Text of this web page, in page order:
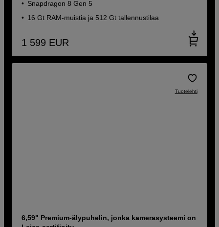
Snapdragon 8 Gen 5
16 Gt RAM-muistia ja 512 Gt tallennustilaa
1 599 EUR
Tuotelehti
6,59" Premium-älypuhelin, jonka kamerasysteemi on